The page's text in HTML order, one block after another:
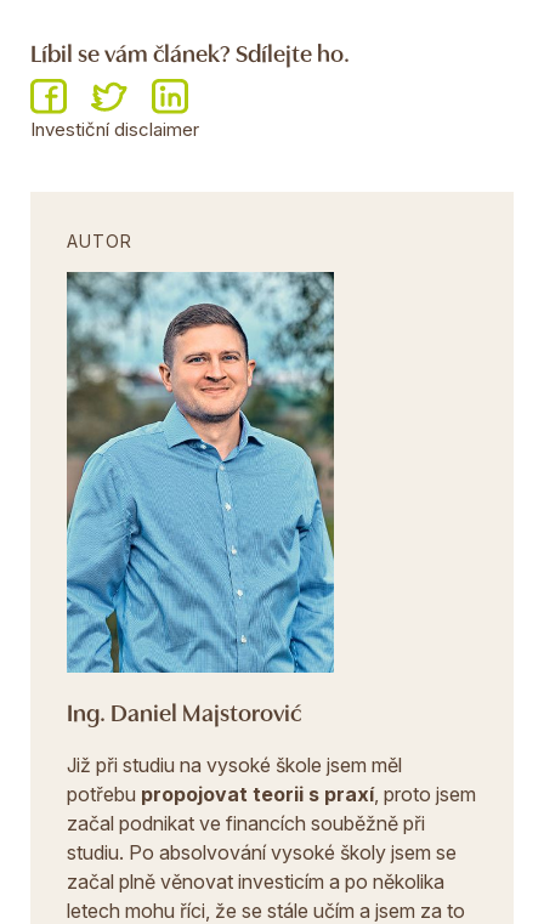
Líbil se vám článek? Sdílejte ho.
Investiční disclaimer
AUTOR
Ing. Daniel Majstorović
Již při studiu na vysoké škole jsem měl
potřebu propojovat teorii s praxí, proto jsem
začal podnikat ve financích souběžně při
studiu. Po absolvování vysoké školy jsem se
začal plně věnovat investicím a po několika
letech mohu říci, že se stále učím a jsem za to